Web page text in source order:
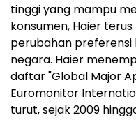
tinggi yang mampu
konsumen, Haier
perubahan preferensi
negara. Haier
daftar "Global Major
Euromonitor
turut, sejak 2009